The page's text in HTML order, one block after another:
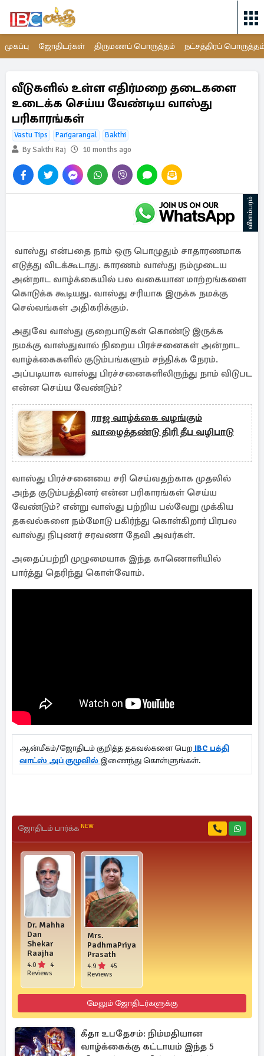
முகப்பு ஜோதிடர்கள் திருமணப் பொருத்தம் நட்சத்திரப்
வீடுகளில் உள்ள எதிர்மறை தடைகளை
உடைக்க செய்ய வேண்டிய வாஸ்து
பரிகாரங்கள்
Vastu Tips Parigarangal
Bakthi
By Sakthi Raj
10 months ago
விளம்பரம்
வாஸ்து என்பதை நாம் ஒரு பொழுதும் சாதாரணமாக
எடுத்து விடக்கூடாது. காரணம் வாஸ்து நம்முடைய
அன்றாட வாழ்க்கையில் பல வகையான மாற்றங்களை
கொடுக்க கூடியது. வாஸ்து சரியாக இருக்க நமக்கு
செல்வங்கள் அதிகரிக்கும்.
அதுவே வாஸ்து குறைபாடுகள் கொண்டு இருக்க
நமக்கு வாஸ்துவால் நிறைய பிரச்சனைகள் அன்றாட
வாழ்க்கைகளில் குடும்பங்களும் சந்திக்க நேரம்.
அப்படியாக வாஸ்து பிரச்சனைகளிலிருந்து நாம் விடுபட
என்ன செய்ய வேண்டும்?
ராஜ வாழ்க்கை வழங்கும்
வாழைத்தண்டு திரி தீப வழிபாடு
வாஸ்து பிரச்சனையை சரி செய்வதற்காக முதலில்
அந்த குடும்பத்தினர் என்ன பரிகாரங்கள் செய்ய
வேண்டும்? என்று வாஸ்து பற்றிய பல்வேறு முக்கிய
தகவல்களை நம்மோடு பகிர்ந்து கொள்கிறார் பிரபல
வாஸ்து நிபுணர் சரவணா தேவி அவர்கள்.
அதைப்பற்றி முழுமையாக இந்த காணொளியில்
பார்த்து தெரிந்து கொள்வோம்.
ஆன்மீகம்/ஜோதிடம் குறித்த தகவல்களை பெற IBC பக்தி
வாட்ஸ் அப் குழுவில் இணைந்து கொள்ளுங்கள்.
ஜோதிடம் பார்க்க NEW
Dr. Mahha
Dan
Shekar
Raajha
4.0
4
Reviews
Mrs.
PadhmaPriya
Prasath
4.9
45
Reviews
மேலும் ஜோதிடர்களுக்கு
கீதா உபதேசம்: நிம்மதியான
வாழ்க்கைக்கு கட்டாயம் இந்த 5